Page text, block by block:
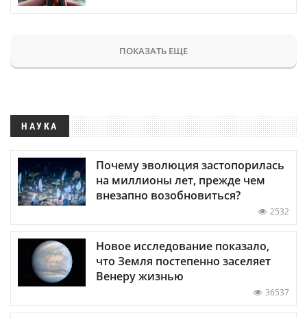
ПОКАЗАТЬ ЕЩЕ
НАУКА
Почему эволюция застопорилась
на миллионы лет, прежде чем
внезапно возобновиться?
2532
Новое исследование показало,
что Земля постепенно заселяет
Венеру жизнью
36537